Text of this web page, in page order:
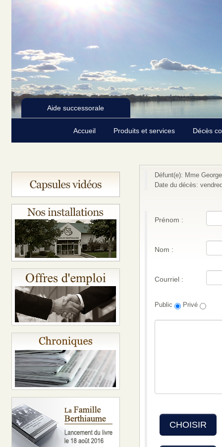
Aide successorale
Accueil Produits et services Décès
Défunt(e): Mme
Date du décès:
Prénom :
Nom :
Courriel :
Public Privé
CHOISIR